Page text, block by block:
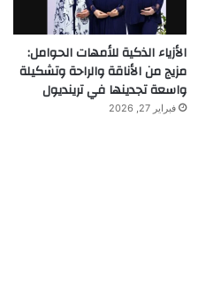
الأزياء الذكية للأمهات الحوامل:
مزيج من الأناقة والراحة وتشكيلة
واسعة تجدينها في ترينديول
فبراير 27, 2026